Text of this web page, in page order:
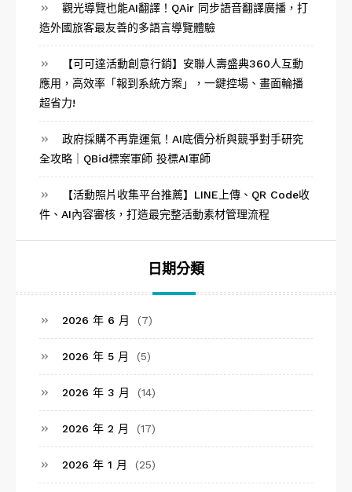
觀光導覽也能AI翻譯！QAir 同步語音翻譯廣播，打
造外國旅客最友善的多語言導覽體驗
【可可達活動創意行銷】安聯人壽盛典360人互動
應用，高效率「報到系統方案」，一鍵控場、畫面輪播
超省力!
政府採購不再靠運氣！AI底價分析與競爭對手研究
全攻略｜QBid標案軍師 投標AI軍師
【活動照片收集平台推薦】LINE上傳、QR Code收
件、AI內容審核，打造最完整活動素材管理流程
日期分類
2026 年 6 月 (7)
2026 年 5 月 (5)
2026 年 3 月 (14)
2026 年 2 月 (17)
2026 年 1 月 (25)